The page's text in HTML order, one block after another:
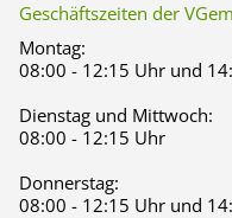
Geschäftszeiten der
Montag:
08:00 - 12:15 Uhr und
Dienstag und Mittwoch:
08:00 - 12:15 Uhr
Donnerstag:
08:00 - 12:15 Uhr und